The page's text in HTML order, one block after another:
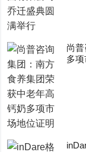
尚
多